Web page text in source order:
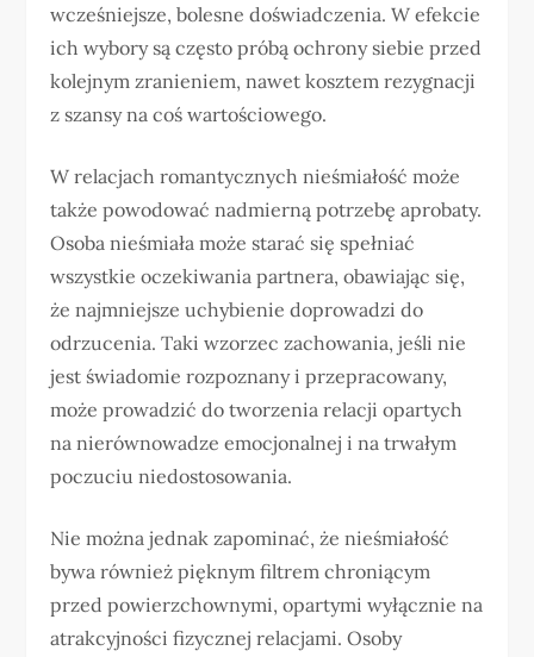
wcześniejsze, bolesne doświadczenia. W efekcie
ich wybory są często próbą ochrony siebie przed
kolejnym zranieniem, nawet kosztem rezygnacji
z szansy na coś wartościowego.
W relacjach romantycznych nieśmiałość może
także powodować nadmierną potrzebę aprobaty.
Osoba nieśmiała może starać się spełniać
wszystkie oczekiwania partnera, obawiając się,
że najmniejsze uchybienie doprowadzi do
odrzucenia. Taki wzorzec zachowania, jeśli nie
jest świadomie rozpoznany i przepracowany,
może prowadzić do tworzenia relacji opartych
na nierównowadze emocjonalnej i na trwałym
poczuciu niedostosowania.
Nie można jednak zapominać, że nieśmiałość
bywa również pięknym filtrem chroniącym
przed powierzchownymi, opartymi wyłącznie na
atrakcyjności fizycznej relacjami. Osoby